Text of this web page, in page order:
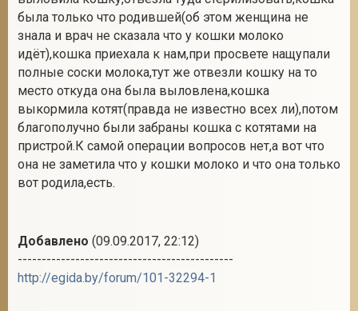
была только что родившей(об этом женщина не
знала и врач не сказала что у кошки молоко
идёт),кошка приехала к нам,при просвете нащупали
полные соски молока,тут же отвезли кошку на то
место откуда она была выловлена,кошка
выкормила котят(правда не известно всех ли),потом
благополучно были забраны кошка с котятами на
пристрой.К самой операции вопросов нет,а вот что
она не заметила что у кошки молоко и что она только
вот родила,есть.
Добавлено (09.09.2017, 22:12)
---------------------------------------------
http://egida.by/forum/101-32294-1